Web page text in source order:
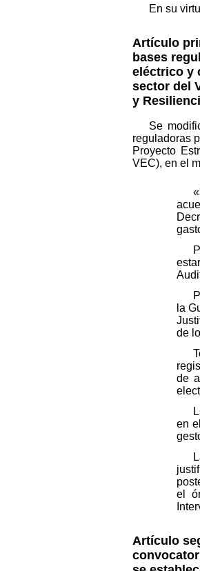
En su
Artículo
bases
eléctrico y
sector del
y
Se
reguladoras
Proyecto
VEC), en el
la
de
de
en
el
Artículo